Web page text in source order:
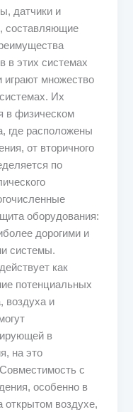
датчики и
составляющие
в этих системах
играют множество
Их
в физическом
где расположены
от вторичного
по
оборудования:
дорогими и
системы.
как
потенциальных
воздуха и
в
на это
с
особенно в
открытом воздухе,